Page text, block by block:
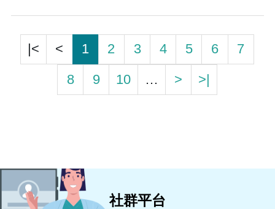
|< < 1 2 3 4 5 6
7
8
9 10 … > >|
社群平台